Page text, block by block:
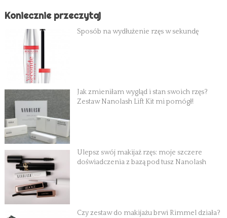
Koniecznie przeczytaj
Sposób na wydłużenie rzęs w sekundę
Jak zmieniłam wygląd i stan swoich rzęs?
Zestaw Nanolash Lift Kit mi pomógł!
Ulepsz swój makijaż rzęs: moje szczere
doświadczenia z bazą pod tusz Nanolash
Czy zestaw do makijażu brwi Rimmel działa?